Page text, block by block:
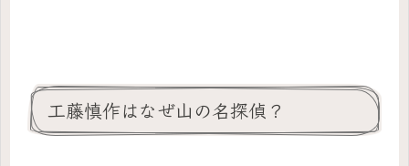
工藤慎作はなぜ山の名探偵？